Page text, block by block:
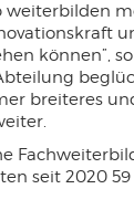
können”,
breiteres
seit 2020